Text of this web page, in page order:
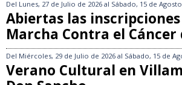
Del Lunes, 27 de Julio de 2026 al Sábado, 15 de
Abiertas las
Marcha Contra el Cáncer
Del Miércoles, 29 de Julio de 2026 al Sábado, 15 de
Verano Cultural en